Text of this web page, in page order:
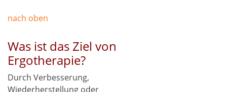
nach oben
Was ist das Ziel von
Ergotherapie?
Durch Verbesserung,
Wiederherstellung oder